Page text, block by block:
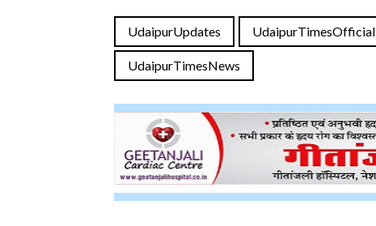
UdaipurUpdates UdaipurTimesOfficial
UdaipurTimesNews